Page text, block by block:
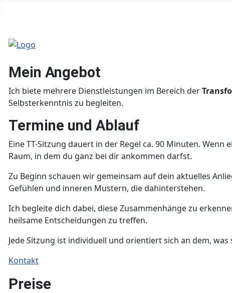
Mein Angebot
Ich biete mehrere Dienstleistungen im Bereich der
Selbsterkenntnis zu begleiten.
Termine und Ablauf
Eine TT-Sitzung dauert in der Regel ca. 90 Minuten.
Raum, in dem du ganz bei dir ankommen darfst.
Zu Beginn schauen wir gemeinsam auf dein aktuelles
Gefühlen und inneren Mustern, die dahinterstehen.
Ich begleite dich dabei, diese Zusammenhänge zu
heilsame Entscheidungen zu treffen.
Jede Sitzung ist individuell und orientiert sich an dem,
Kontakt
Preise